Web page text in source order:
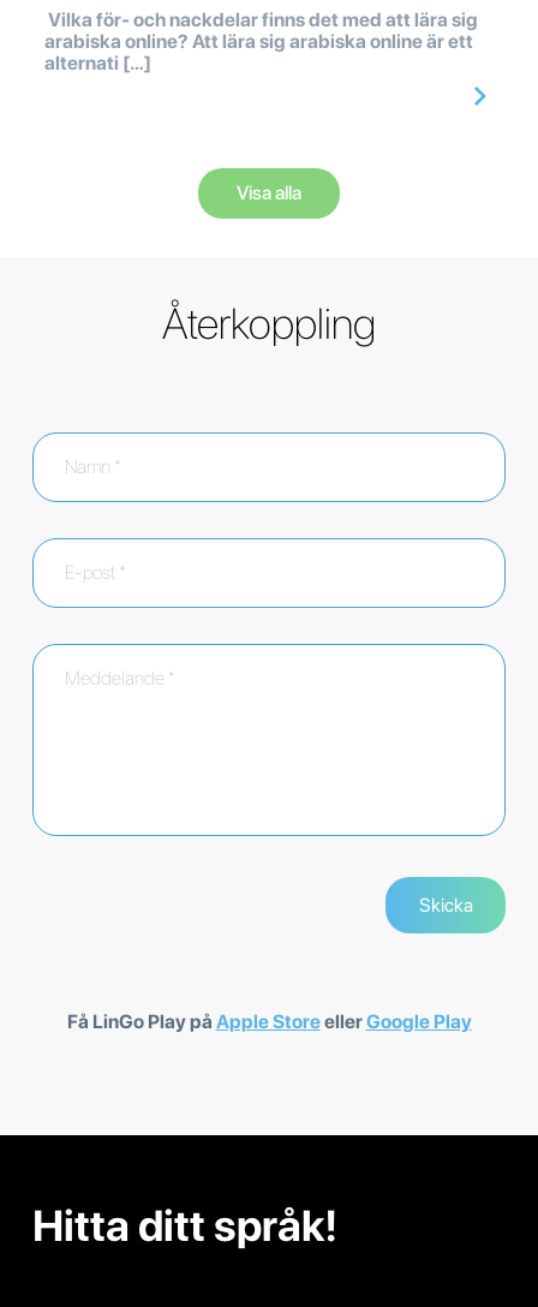
Vilka för- och nackdelar finns det med att lära sig
arabiska online? Att lära sig arabiska online är ett
alternati […]
Visa alla
Återkoppling
Få LinGo Play på Apple StoreellerGoogle Play
Hitta ditt språk!